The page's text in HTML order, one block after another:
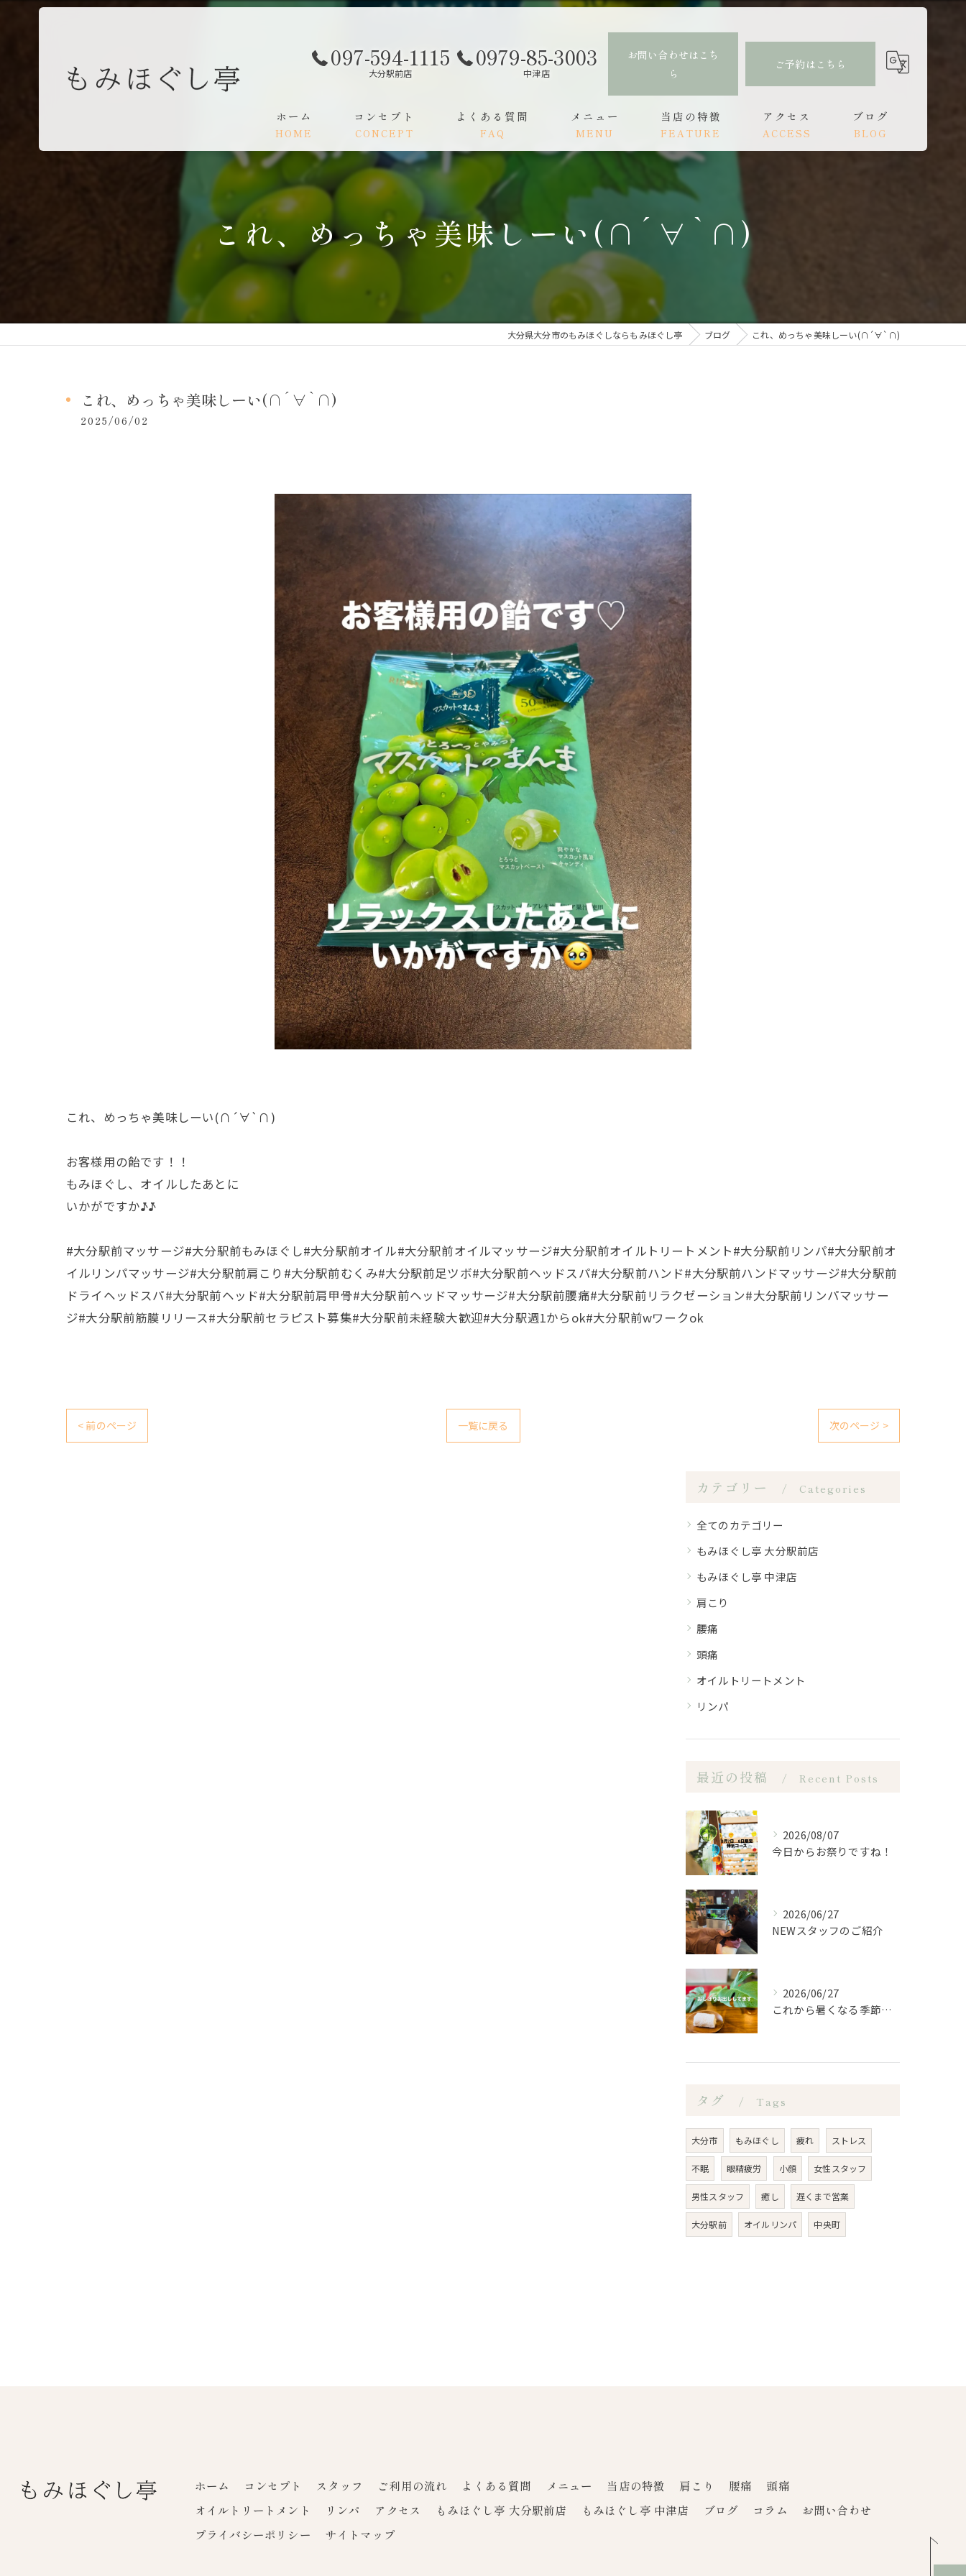
097-594-1115
大分駅前店
0979-85-3003
中津店
お問い合わせはこち
ら
ご予約はこちら
ホーム
HOME
コンセプト
CONCEPT
スタッフ
よくある質問
FAQ
メニュー
MENU
当店の特徴
FEATURE
肩こり
頭痛
オイルトリートメント
リンパ
アクセス
ACCESS
ブログ
BLOG
これ、めっちゃ美味しーい(∩´∀`∩)
大分県大分市のもみほぐしならもみほぐし亭 ブログ これ、めっちゃ美味しーい(∩´∀`∩)
これ、めっちゃ美味しーい(∩´∀`∩)
2025/06/02
これ、めっちゃ美味しーい(∩´∀`∩)
お客様用の飴です！！
もみほぐし、オイルしたあとに
いかがですか♪̊̈♪̆̈
#大分駅前マッサージ#大分駅前もみほぐし#大分駅前オイル#大分駅前オイルマッサージ#大分駅前オイルトリートメント#大分駅前リンパ#大分駅前オ
イルリンパマッサージ#大分駅前肩こり#大分駅前むくみ#大分駅前足ツボ#大分駅前ヘッドスパ#大分駅前ハンド#大分駅前ハンドマッサージ#大分駅前
ドライヘッドスパ#大分駅前ヘッド#大分駅前肩甲骨#大分駅前ヘッドマッサージ#大分駅前腰痛#大分駅前リラクゼーション#大分駅前リンパマッサー
ジ#大分駅前筋膜リリース#大分駅前セラピスト募集#大分駅前未経験大歓迎#大分駅週1からok#大分駅前wワークok
< 前のページ 一覧に戻る 次のページ >
カテゴリー Categories
全てのカテゴリー
もみほぐし亭 大分駅前店
もみほぐし亭 中津店
肩こり
腰痛
頭痛
オイルトリートメント
リンパ
最近の投稿 Recent Posts
2026/08/07
今日からお祭りですね！
2026/06/27
NEWスタッフのご紹介
2026/06/27
これから暑くなる季節になるので、もみほぐし亭ではご来店のお客...
タグ Tags
大分市 もみほぐし 疲れ ストレス
不眠 眼精疲労 小顔 女性スタッフ
男性スタッフ 癒し 遅くまで営業
大分駅前 オイルリンパ 中央町
ホーム コンセプト スタッフ ご利用の流れ よくある質問 メニュー 当店の特徴 肩こり 腰痛
頭痛
オイルトリートメント
リンパ アクセス もみほぐし亭 大分駅前店 もみほぐし亭 中津店 ブログ コラム
お問い合わせ
プライバシーポリシー
サイトマップ